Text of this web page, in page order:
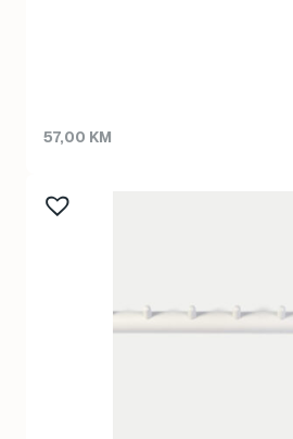
57,00 KM